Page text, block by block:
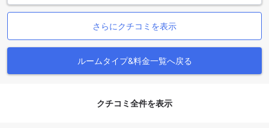
乗り、ラチャプラソン駅で降りてください。そこからはタク
ラウィーワン レジデンス周辺のランドマークと観光名所
バンコクのラウィーワン レジデンスは、多くの魅力的なラン
ドマークと観光名所に囲まれています。サファリ ワールドで
た、Tops Super Nong Chok BranceやTesco Lotus Nong
さらにクチコミを表示
ルームタイプ&料金一覧へ戻る
クチコミ全件を表示